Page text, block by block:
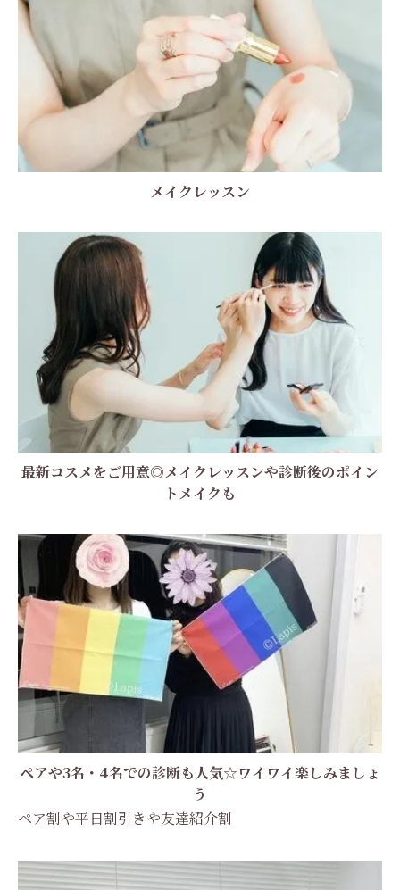
メイクレッスン
最新コスメをご用意◎メイクレッスンや診断後のポイン
トメイクも
ペアや3名・4名での診断も人気☆ワイワイ楽しみましょ
う
ペア割や平日割引きや友達紹介割